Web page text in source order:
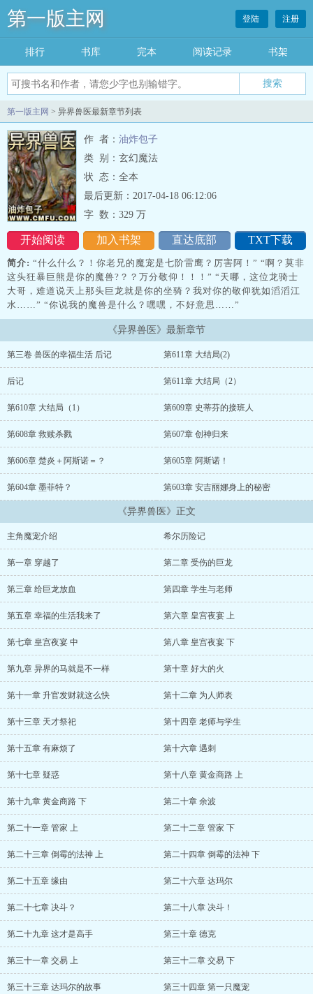
第一版主网
搜索
登陆 注册
排行 书库 完本 阅读记录 书架
第一版主网 > 异界兽医最新章节列表
作 者： 油炸包子
类 别：玄幻魔法
状 态：全本
开始阅读 加入书架 直达底部 TXT下载
最后更新：2017-04-18 06:12:06
字 数： 329 万
简介: “什么什么？！你老兄的魔宠是七阶雷鹰？厉害阿！” “啊？莫非
这头狂暴巨熊是你的魔兽?？？万分敬仰！！！” “天哪，这位龙骑士
大哥，难道说天上那头巨龙就是你的坐骑？我对你的敬仰犹如滔滔江
水……” “你说我的魔兽是什么？嘿嘿，不好意思……”
《异界兽医》最新章节
第三卷 兽医的幸福生活 后记 第611章 大结局(2)
后记 第611章 大结局（2）
第610章 大结局（1） 第609章 史蒂芬的接班人
第608章 救赎杀戮 第607章 创神归来
第606章 楚炎＋阿斯诺＝？ 第605章 阿斯诺！
第604章 墨菲特？ 第603章 安吉丽娜身上的秘密
《异界兽医》正文
主角魔宠介绍 希尔历险记
第一章 穿越了 第二章 受伤的巨龙
第三章 给巨龙放血 第四章 学生与老师
第五章 幸福的生活我来了 第六章 皇宫夜宴 上
第七章 皇宫夜宴 中 第八章 皇宫夜宴 下
第九章 异界的马就是不一样 第十章 好大的火
第十一章 升官发财就这么快 第十二章 为人师表
第十三章 天才祭祀 第十四章 老师与学生
第十五章 有麻烦了 第十六章 遇刺
第十七章 疑惑 第十八章 黄金商路 上
第十九章 黄金商路 下 第二十章 余波
第二十一章 管家 上 第二十二章 管家 下
第二十三章 倒霉的法神 上 第二十四章 倒霉的法神 下
第二十五章 缘由 第二十六章 达玛尔
第二十七章 决斗？ 第二十八章 决斗！
第二十九章 这才是高手 第三十章 德克
第三十一章 交易 上 第三十二章 交易 下
第三十三章 达玛尔的故事 第三十四章 第一只魔宠